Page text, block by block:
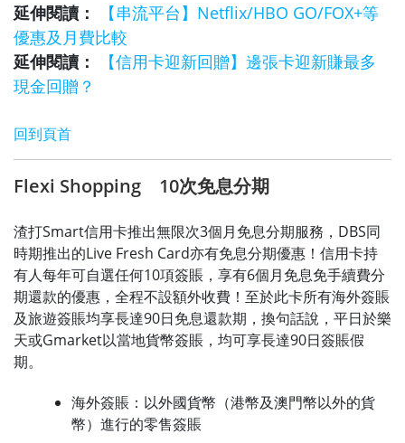
延伸閱讀：
【串流平台】Netflix/HBO GO/FOX+等
優惠及月費比較
延伸閱讀：
【信用卡迎新回贈】邊張卡迎新賺最多
現金回贈？
回到頁首
Flexi Shopping 10次免息分期
渣打Smart信用卡推出無限次3個月免息分期服務，DBS同
時期推出的Live Fresh Card亦有免息分期優惠！信用卡持
有人每年可自選任何10項簽賬，享有6個月免息免手續費分
期還款的優惠，全程不設額外收費！至於此卡所有海外簽賬
及旅遊簽賬均享長達90日免息還款期，換句話說，平日於樂
天或Gmarket以當地貨幣簽賬，均可享長達90日簽賬假
期。
海外簽賬：以外國貨幣（港幣及澳門幣以外的貨
幣）進行的零售簽賬